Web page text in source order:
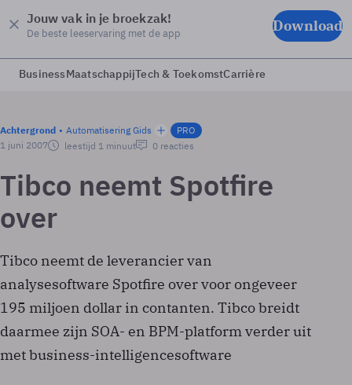
Jouw vak in je broekzak!
De beste leeservaring met de app Download
BusinessMaatschappijTech & ToekomstCarrière
Achtergrond Automatisering Gids
PRO
1 juni 2007
leestijd 1 minuut 0 reacties
Tibco neemt Spotfire
over
Tibco neemt de leverancier van
analysesoftware Spotfire over voor ongeveer
195 miljoen dollar in contanten. Tibco breidt
daarmee zijn SOA- en BPM-platform verder uit
met business-intelligencesoftware